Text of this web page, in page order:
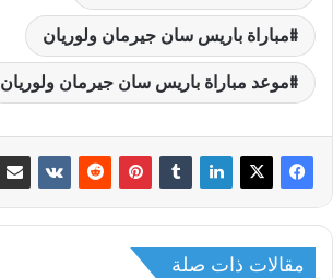
مباراة باريس سان جيرمان ولوريان
موعد مباراة باريس سان جيرمان ولوريان
مقالات ذات صلة